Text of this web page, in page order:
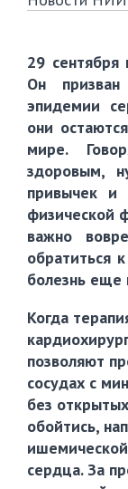
29
Он
эпидемии
они
мире.
здоровым,
привычек и
физической
важно
обратиться
болезнь еще
Когда
позволяют
сосудах с
без
обойтись,
сердца. За